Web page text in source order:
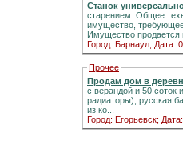
Станок
старением. Общее
имущество,
Имущество продается
Город: Барнаул; Дата:
Прочее
Продам дом в
с верандой и 50 соток ижс.
радиаторы), русская баня. В дополнение — 2 печи с панорамными стёклами.Информация на портале
из ко...
Город: Егорьевск;